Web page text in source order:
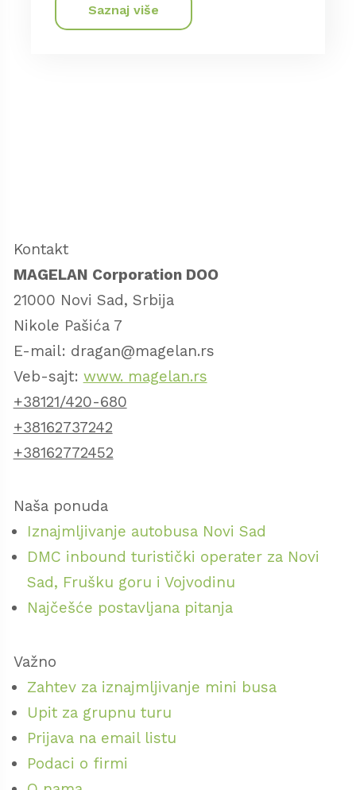
Saznaj više
Kontakt
MAGELAN Corporation DOO
21000 Novi Sad, Srbija
Nikole Pašića 7
E-mail: dragan@magelan.rs
Veb-sajt: www. magelan.rs
+38121/420-680
+38162737242
+38162772452
Naša ponuda
Iznajmljivanje autobusa Novi Sad
DMC inbound turistički operater za Novi
Sad, Frušku goru i Vojvodinu
Najčešće postavljana pitanja
Važno
Zahtev za iznajmljivanje mini busa
Upit za grupnu turu
Prijava na email listu
Podaci o firmi